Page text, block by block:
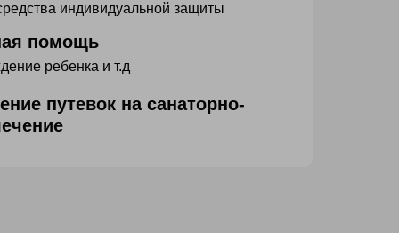
индивидуальной защиты
помощь
ребенка и т.д
путевок на санаторно-